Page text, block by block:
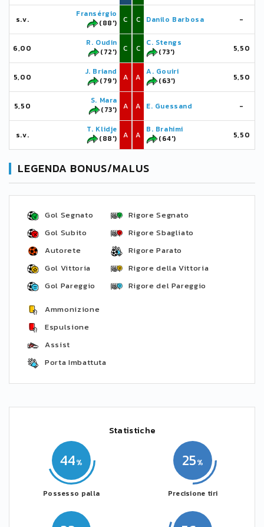
s.v.
Fransérgio
(88')
C
6,00
R. Oudin
(72')
C
5,00
J. Briand
(79')
A
5,50
S. Mara
(73')
A
s.v.
T. Klidje
(88')
A
C Danilo Barbosa -
C
C. Stengs
(73')
5,50
A
A. Gouiri
(63')
5,50
A E. Guessand -
A
B. Brahimi
(64')
5,50
LEGENDA BONUS/MALUS
Gol Segnato
Gol Subito
Autorete
Gol Vittoria
Gol Pareggio
Rigore Segnato
Rigore Sbagliato
Rigore Parato
Rigore della Vittoria
Rigore del Pareggio
Ammonizione
Espulsione
Assist
Porta Imbattuta
Statistiche
44
Possesso palla
25
Precisione tiri